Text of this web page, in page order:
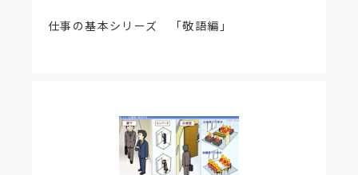
仕事の基本シリーズ 「敬語編」